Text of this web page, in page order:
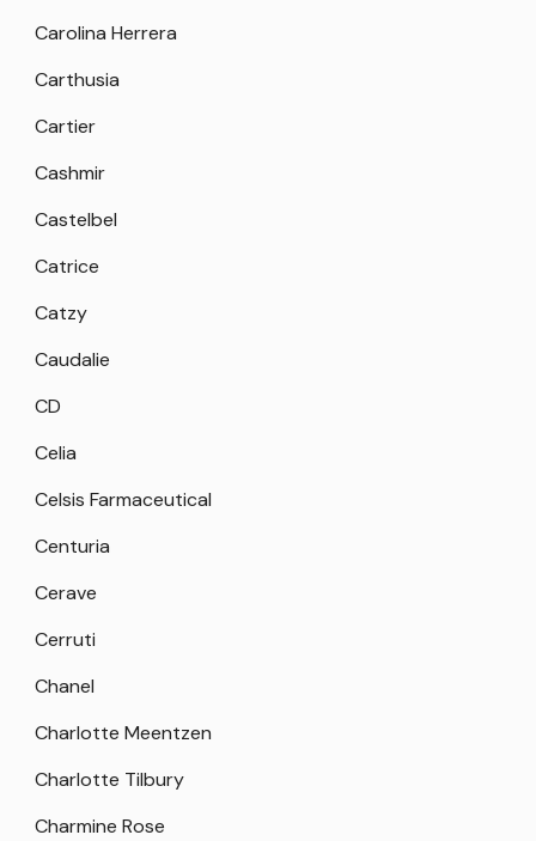
Carolina Herrera
Carthusia
Cartier
Cashmir
Castelbel
Catrice
Catzy
Caudalie
CD
Celia
Celsis Farmaceutical
Centuria
Cerave
Cerruti
Chanel
Charlotte Meentzen
Charlotte Tilbury
Charmine Rose